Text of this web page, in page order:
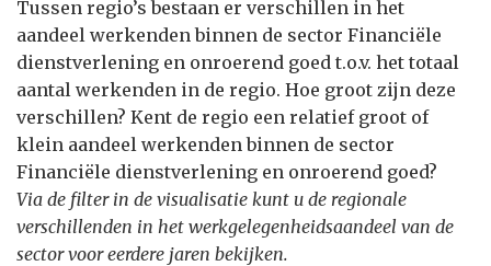
Tussen regio’s bestaan er verschillen in het
aandeel werkenden binnen de sector Financiële
dienstverlening en onroerend goed t.o.v. het totaal
aantal werkenden in de regio. Hoe groot zijn deze
verschillen? Kent de regio een relatief groot of
klein aandeel werkenden binnen de sector
Financiële dienstverlening en onroerend goed?
Via de filter in de visualisatie kunt u de regionale
verschillenden in het werkgelegenheidsaandeel van de
sector voor eerdere jaren bekijken.